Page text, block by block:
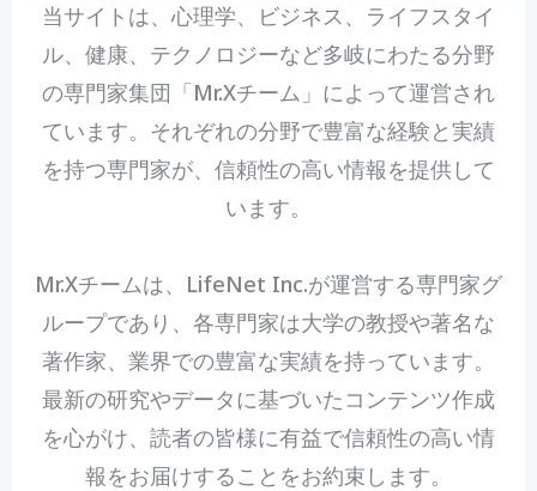
当サイトは、心理学、ビジネス、ライフスタイ
ル、健康、テクノロジーなど多岐にわたる分野
の専門家集団「Mr.Xチーム」によって運営され
ています。それぞれの分野で豊富な経験と実績
を持つ専門家が、信頼性の高い情報を提供して
います。
Mr.Xチームは、LifeNet Inc.が運営する専門家グ
ループであり、各専門家は大学の教授や著名な
著作家、業界での豊富な実績を持っています。
最新の研究やデータに基づいたコンテンツ作成
を心がけ、読者の皆様に有益で信頼性の高い情
報をお届けすることをお約束します。